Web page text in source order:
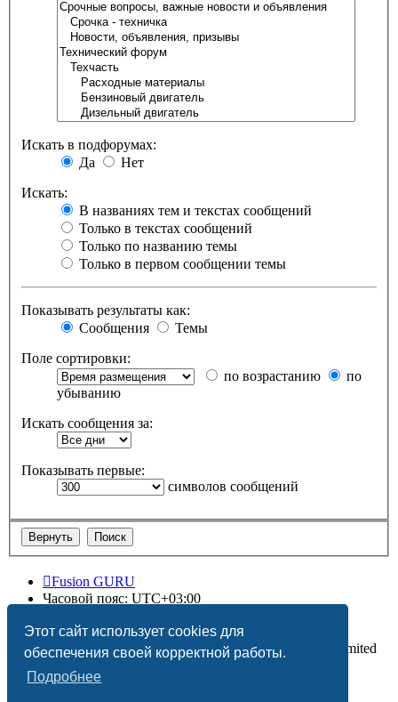
Этот сайт использует cookies для
обеспечения своей корректной работы.
Подробнее
Искать в подфорумах:
Да
Нет
Искать:
В названиях тем и текстах сообщений
Только в текстах сообщений
Только по названию темы
Только в первом сообщении темы
Показывать результаты как:
Сообщения
Темы
Поле сортировки:
по возрастанию
по
убыванию
Искать сообщения за:
Показывать первые:
символов сообщений
Fusion GURU
Часовой пояс: UTC+03:00
Создано на основеphpBB® Forum Software © phpBB Limited